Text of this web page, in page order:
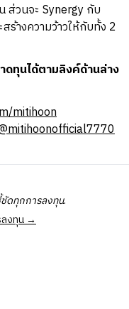
ส่วนจะ Synergy กับ
ร้างความว้าวให้กับทั้ง 2
ทุนได้ตามลิงค์ด้านล่าง
mitihoon
ดทุกการลงทุน.
ลงทุน →